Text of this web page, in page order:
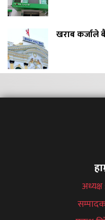
खराब कर्जाले
अध्यक्ष